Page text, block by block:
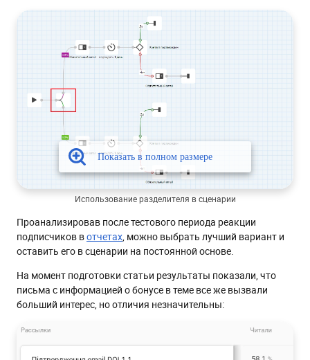
Использование разделителя в сценарии
Проанализировав после тестового периода реакции
подписчиков вотчетах, можно выбрать лучший вариант и
оставить его в сценарии на постоянной основе.
На момент подготовки статьи результаты показали, что
письма с информацией о бонусе в теме все же вызвали
больший интерес, но отличия незначительны: